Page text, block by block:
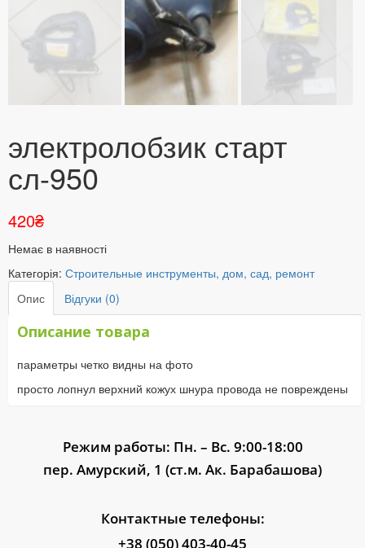
электролобзик старт
сл-950
420₴
Немає в наявності
Категорія: Строительные инструменты, дом, сад, ремонт
Опис
Відгуки (0)
Описание товара
параметры четко видны на фото
просто лопнул верхний кожух шнура провода не повреждены
Режим работы: Пн. – Вс. 9:00-18:00
пер. Амурский, 1 (ст.м. Ак. Барабашова)
Контактные телефоны:
+38 (050) 403-40-45